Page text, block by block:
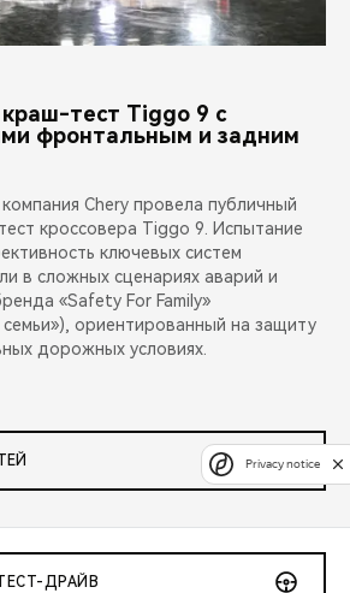
тест Tiggo 9 с
фронтальным и задним
Chery провела публичный
кроссовера Tiggo 9. Испытание
ключевых систем
в сложных сценариях аварий и
«Safety For Family»
семьи»), ориентированный на защиту
дорожных условиях.
ДРАЙВ
Privacy notice